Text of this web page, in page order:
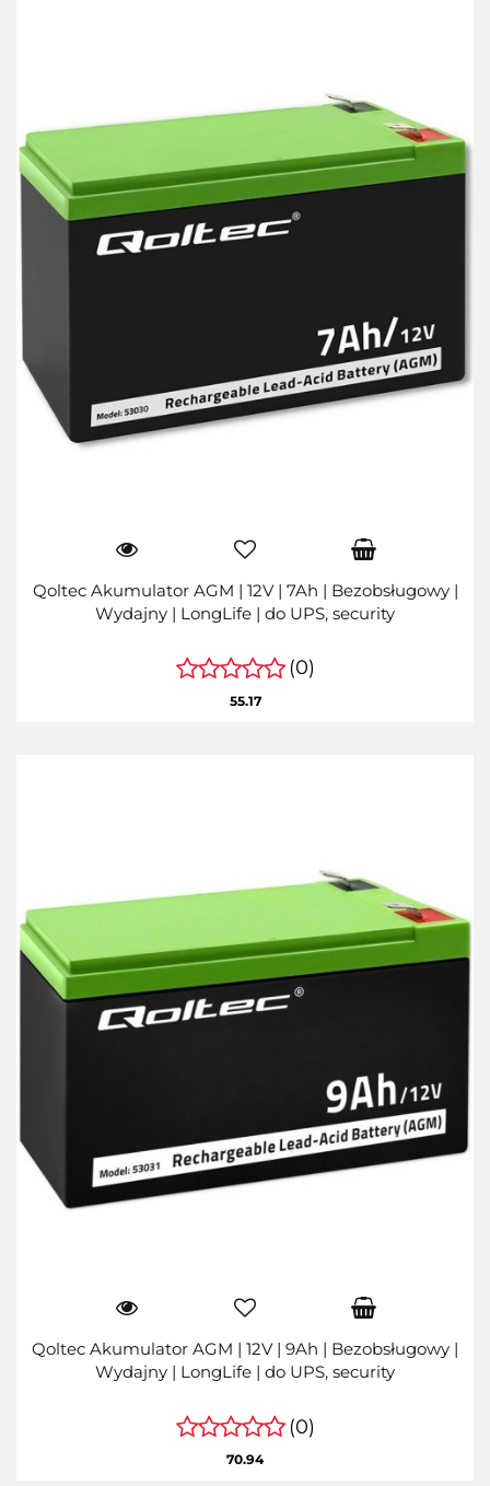
Qoltec Akumulator AGM | 12V | 7Ah | Bezobsługowy |
Wydajny | LongLife | do UPS, security
(0)
55.17
Qoltec Akumulator AGM | 12V | 9Ah | Bezobsługowy |
Wydajny | LongLife | do UPS, security
(0)
70.94